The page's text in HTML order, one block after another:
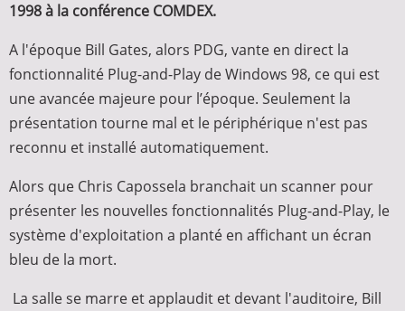
1998 à la conférence COMDEX.
A l'époque Bill Gates, alors PDG, vante en direct la
fonctionnalité Plug-and-Play de Windows 98, ce qui est
une avancée majeure pour l’époque. Seulement la
présentation tourne mal et le périphérique n'est pas
reconnu et installé automatiquement.
Alors que Chris Capossela branchait un scanner pour
présenter les nouvelles fonctionnalités Plug-and-Play, le
système d'exploitation a planté en affichant un écran
bleu de la mort.
La salle se marre et applaudit et devant l'auditoire, Bill